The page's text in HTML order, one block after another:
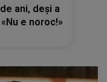
ani, deși a
e noroc!»